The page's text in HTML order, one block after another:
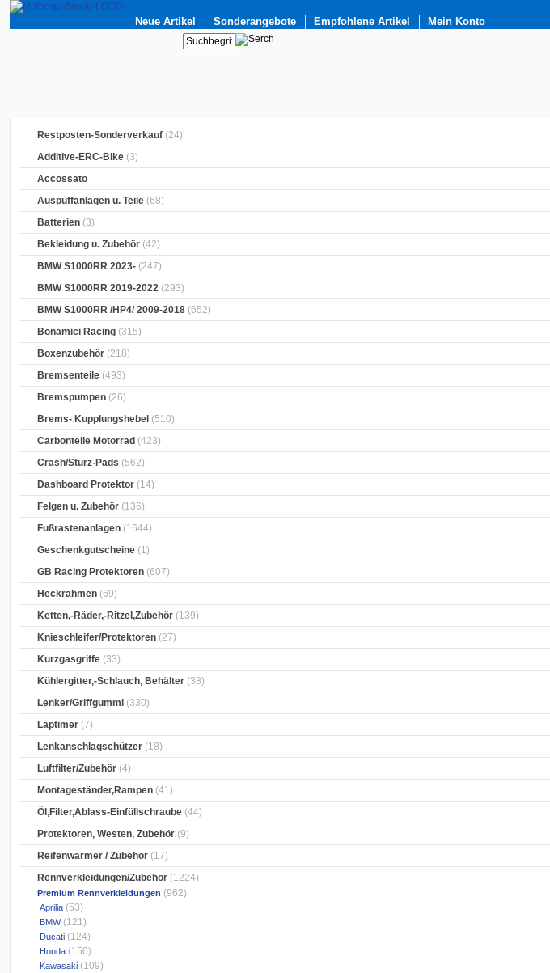
Neue Artikel Sonderangebote Empfohlene Artikel Mein Konto
Restposten-Sonderverkauf (24)
Additive-ERC-Bike (3)
Accossato
Auspuffanlagen u. Teile (68)
Batterien (3)
Bekleidung u. Zubehör (42)
BMW S1000RR 2023- (247)
BMW S1000RR 2019-2022 (293)
BMW S1000RR /HP4/ 2009-2018 (652)
Bonamici Racing (315)
Boxenzubehör (218)
Bremsenteile (493)
Bremspumpen (26)
Brems- Kupplungshebel (510)
Carbonteile Motorrad (423)
Crash/Sturz-Pads (562)
Dashboard Protektor (14)
Felgen u. Zubehör (136)
Fußrastenanlagen (1644)
Geschenkgutscheine (1)
GB Racing Protektoren (607)
Heckrahmen (69)
Ketten,-Räder,-Ritzel,Zubehör (139)
Knieschleifer/Protektoren (27)
Kurzgasgriffe (33)
Kühlergitter,-Schlauch, Behälter (38)
Lenker/Griffgummi (330)
Laptimer (7)
Lenkanschlagschützer (18)
Luftfilter/Zubehör (4)
Montageständer,Rampen (41)
Öl,Filter,Ablass-Einfüllschraube (44)
Protektoren, Westen, Zubehör (9)
Reifenwärmer / Zubehör (17)
Rennverkleidungen/Zubehör (1224)
Premium Rennverkleidungen (962)
Aprilia (53)
BMW(121)
Ducati (124)
Honda (150)
Kawasaki (109)